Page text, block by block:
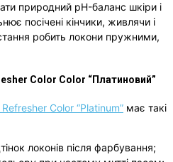
природний pH-баланс шкіри і
посічені кінчики, живлячи і
робить локони пружними,
Color Color “Платиновий”
Color “Platinum” має такі
локонів після фарбування;